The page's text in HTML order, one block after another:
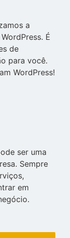
a
É
de
para você.
WordPress!
ser uma
Sempre
em